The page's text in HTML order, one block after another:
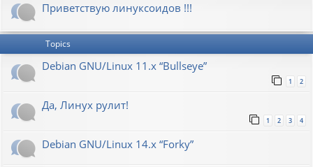
Приветствую линуксоидов !!!
Topics
Debian GNU/Linux 11.x “Bullseye”
1 2
Да, Линух рулит!
1 2 3 4
Debian GNU/Linux 14.x “Forky”